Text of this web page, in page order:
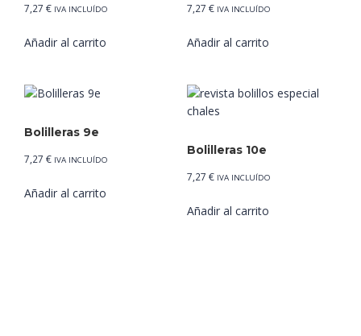
7,27 € IVA INCLUÍDO
Añadir al carrito
7,27 € IVA INCLUÍDO
Añadir al carrito
Bolilleras 9e
7,27 € IVA INCLUÍDO
Añadir al carrito
Bolilleras 10e
7,27 € IVA INCLUÍDO
Añadir al carrito